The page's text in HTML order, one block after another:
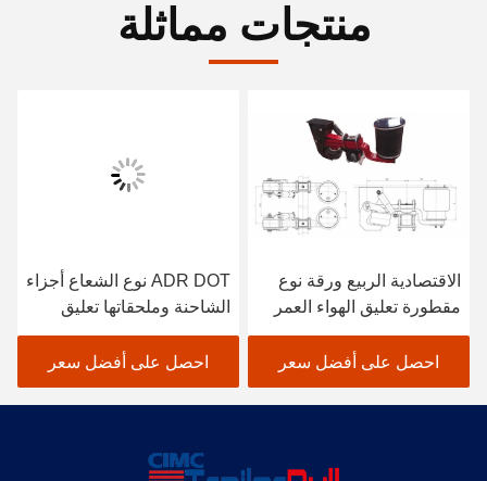
منتجات مماثلة
الاقتصادية الربيع ورقة نوع
مقطورة تعليق الهواء العمر
الطويل وقت العمل
احصل على أفضل سعر
ADR DOT نوع الشعاع أجزاء
الشاحنة وملحقاتها تعليق
الربيع الهوائي
احصل على أفضل سعر